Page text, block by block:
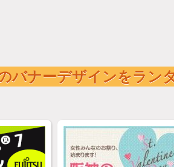
バナーデザインをラン